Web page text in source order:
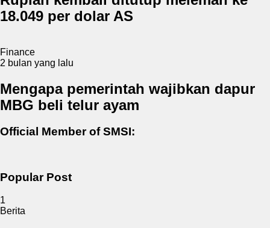
18.049 per dolar AS
Finance
2 bulan yang lalu
Mengapa pemerintah wajibkan dapur
MBG beli telur ayam
Official Member of SMSI:
Popular Post
1
Berita